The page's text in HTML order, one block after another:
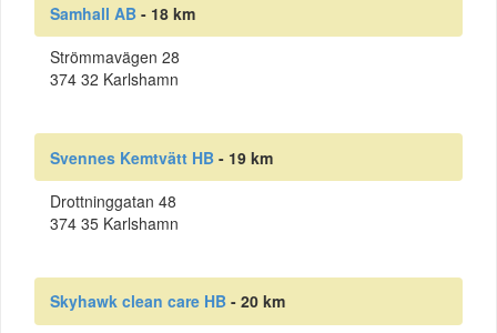
Samhall AB - 18 km
Strömmavägen 28
374 32 Karlshamn
Svennes Kemtvätt HB - 19 km
Drottninggatan 48
374 35 Karlshamn
Skyhawk clean care HB - 20 km